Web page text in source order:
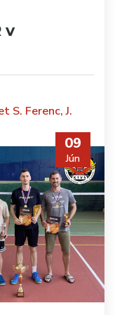
v
S. Ferenc, J.
09
Jún